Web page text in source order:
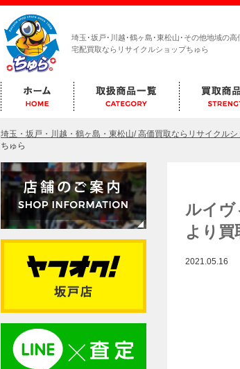
埼玉･坂戸･川越･鶴ヶ島･東松山･その他地域の高
宅配買取ならリサイクルショップちゅら
埼玉・坂戸・川越・鶴ヶ島・東松山/ 高価買取ならリサイクル
ちゅら
ルイヴ
より買
2021.05.16